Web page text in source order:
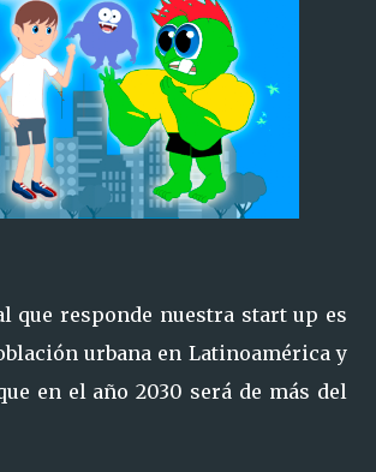
que responde nuestra start up es
urbana en Latinoamérica y
en el año 2030 será de más del